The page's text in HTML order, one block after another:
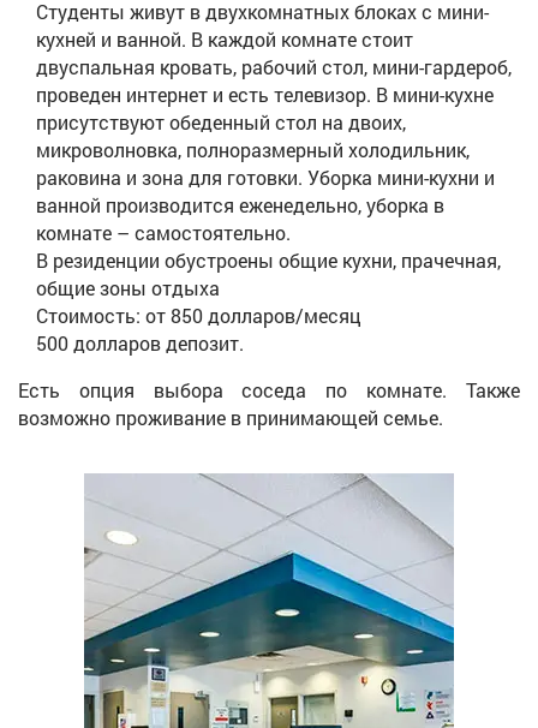
Студенты живут в двухкомнатных блоках с мини-
кухней и ванной. В каждой комнате стоит
двуспальная кровать, рабочий стол, мини-гардероб,
проведен интернет и есть телевизор. В мини-кухне
присутствуют обеденный стол на двоих,
микроволновка, полноразмерный холодильник,
раковина и зона для готовки. Уборка мини-кухни и
ванной производится еженедельно, уборка в
комнате – самостоятельно.
В резиденции обустроены общие кухни, прачечная,
общие зоны отдыха
Стоимость: от 850 долларов/месяц
500 долларов депозит.
Есть опция выбора соседа по комнате. Также
возможно проживание в принимающей семье.